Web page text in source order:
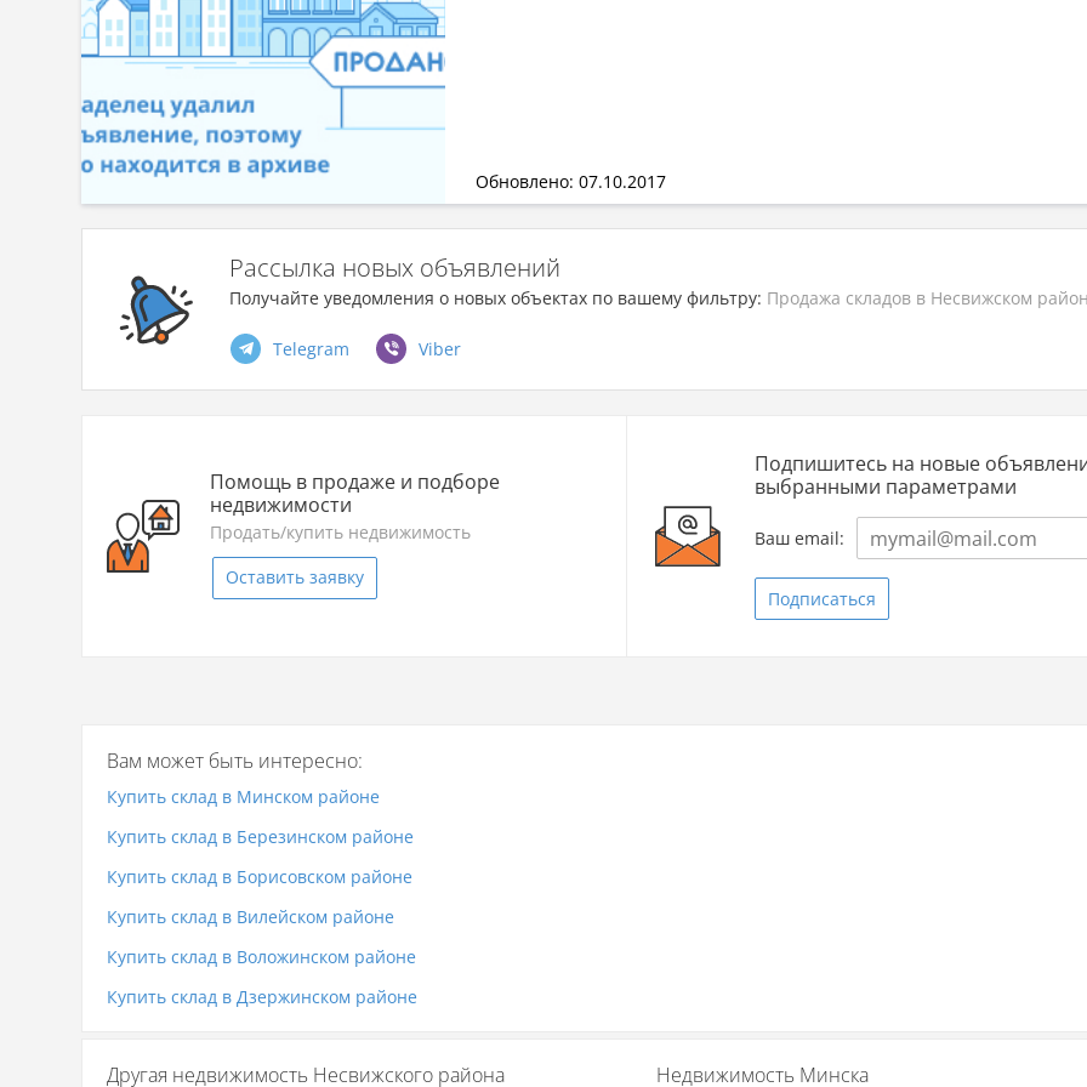
Обновлено: 07.10.2017
Рассылка новых объявлений
Получайте уведомления о новых объектах по вашему фильтру: Продажа складов в Несвижском
Telegram Viber
Помощь в продаже и подборе
недвижимости
Продать/купить недвижимость
Оставить заявку
Подпишитесь на новые
выбранными параметрами
Ваш email:
Подписаться
Вам может быть интересно:
Купить склад в Минском районе
Купить склад в Березинском районе
Купить склад в Борисовском районе
Купить склад в Вилейском районе
Купить склад в Воложинском районе
Купить склад в Дзержинском районе
Другая недвижимость Несвижского района Недвижимость Минска